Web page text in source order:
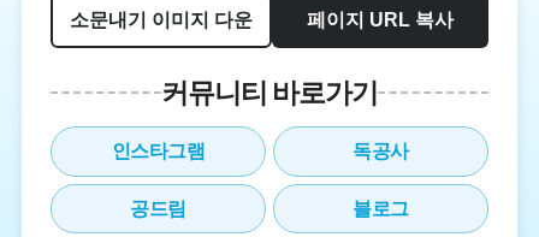
소문내기 이미지 다운 페이지 URL 복사
커뮤니티 바로가기
인스타그램 독공사
공드림 블로그